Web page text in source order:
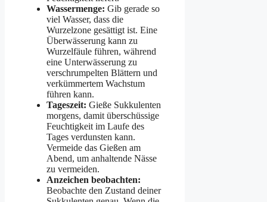
Wassermenge: Gib gerade so
viel Wasser, dass die
Wurzelzone gesättigt ist. Eine
Überwässerung kann zu
Wurzelfäule führen, während
eine Unterwässerung zu
verschrumpelten Blättern und
verkümmertem Wachstum
führen kann.
Tageszeit: Gieße Sukkulenten
morgens, damit überschüssige
Feuchtigkeit im Laufe des
Tages verdunsten kann.
Vermeide das Gießen am
Abend, um anhaltende Nässe
zu vermeiden.
Anzeichen beobachten:
Beobachte den Zustand deiner